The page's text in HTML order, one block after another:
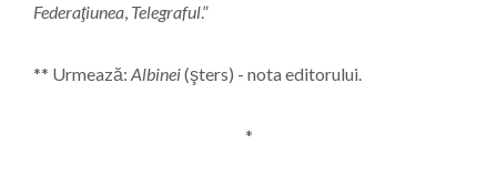
Federaţiunea, Telegraful.”
** Urmează: Albinei(şters) - nota editorului.
*